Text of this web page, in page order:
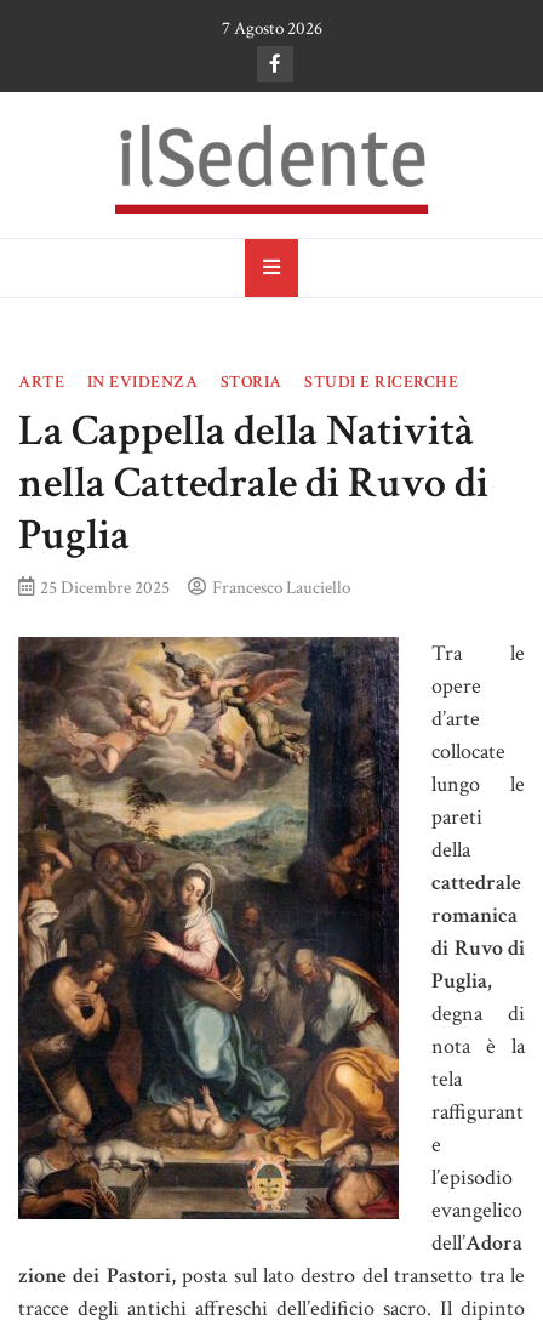
7 Agosto 2026
il Sedente
ARTE IN EVIDENZA STORIA STUDI E RICERCHE
La Cappella della Natività
nella Cattedrale di Ruvo di
Puglia
25 Dicembre 2025 Francesco Lauciello
Tra le
opere
d’arte
collocate
lungo le
pareti
della
cattedrale
romanica
di Ruvo di
Puglia,
degna di
nota è la
tela
raffigurant
e
l’episodio
evangelico
dell’Adora
zione dei Pastori, posta sul lato destro del transetto tra le
tracce degli antichi affreschi dell’edificio sacro. Il dipinto